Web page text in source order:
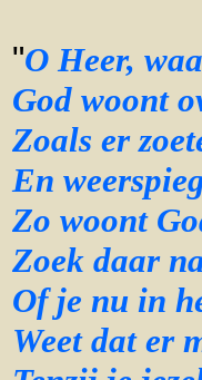
"O Heer,
God woont
Zoals er
En
Zo woont
Zoek daar
Of je nu in
Weet dat er